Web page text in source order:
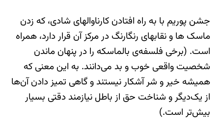
جشن پوریم با به راه افتادن کارناوالهای شادی، که زدن
ماسک ها و نقابهای رنگارنگ در مرکز آن قرار دارد، همراه
است. (برخی فلسفه‌ی بالماسکه را در پنهان ماندن
شخصیت واقعی خوب و بد می‌دانند. به این معنی که
همیشه خیر و شر آشکار نیستند و گاهی تمیز دادن آن‌ها
از یک‌دیگر و شناخت حق از باطل نیازمند دقتی بسیار
بیش‌تر است.)